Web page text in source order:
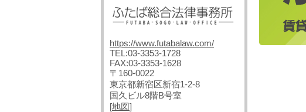
https://www.futabalaw.com/
TEL:03-3353-1728
FAX:03-3353-1628
〒160-0022
東京都新宿区新宿1-2-8
国久ビル8階B号室
[地図]